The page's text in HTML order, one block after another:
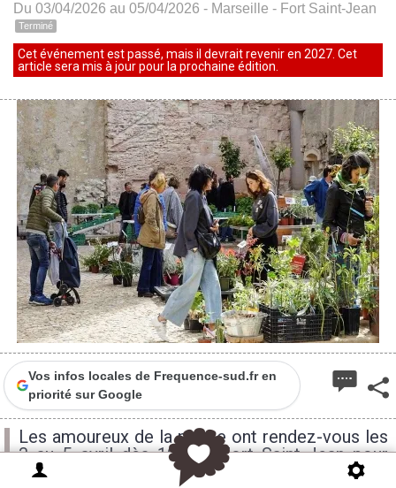
Du 03/04/2026 au 05/04/2026 - Marseille - Fort Saint-Jean
Terminé
Cet événement est passé, mais il devrait revenir en 2027. Cet
article sera mis à jour pour la prochaine édition.
Vos infos locales de Frequence-sud.fr en
priorité sur Google
Les amoureux de la nature ont rendez-vous les
3 au 5 avril dès 10h au Fort Saint-Jean pour
l'édition 2026 de la fête des Plantes qui